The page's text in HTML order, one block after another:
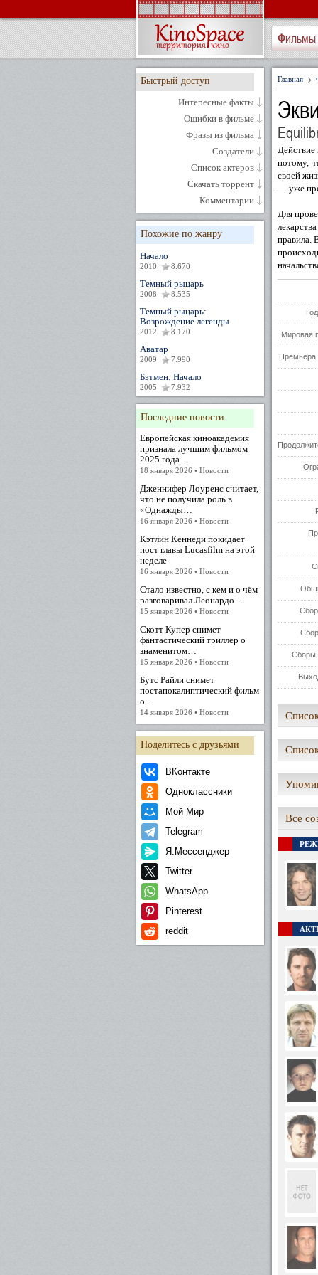
Фильмы
Быстрый доступ
Интересные факты
Ошибки в фильме
Фразы из фильма
Создатели
Список актеров
Скачать торрент
Комментарии
Похожие по жанру
Начало
2010 8.670
Темный рыцарь
2008 8.535
Темный рыцарь:
Возрождение легенды
2012 8.170
Аватар
2009 7.990
Бэтмен: Начало
2005 7.932
Последние новости
Европейская киноакадемия
признала лучшим фильмом
2025 года…
18 января 2026 • Новости
Дженнифер Лоуренс считает,
что не получила роль в
«Однажды…
16 января 2026 • Новости
Кэтлин Кеннеди покидает
пост главы Lucasfilm на этой
неделе
16 января 2026 • Новости
Стало известно, с кем и о чём
разговаривал Леонардо…
15 января 2026 • Новости
Скотт Купер снимет
фантастический триллер о
знаменитом…
15 января 2026 • Новости
Бутс Райли снимет
постапокалиптический фильм
о…
14 января 2026 • Новости
Поделитесь с друзьями
ВКонтакте
Одноклассники
Мой Мир
Telegram
Я.Мессенджер
Twitter
WhatsApp
Pinterest
reddit
Главная
потому,
своей
— уже
Для
правила.
Мировая
Премьера
Сборы
Все